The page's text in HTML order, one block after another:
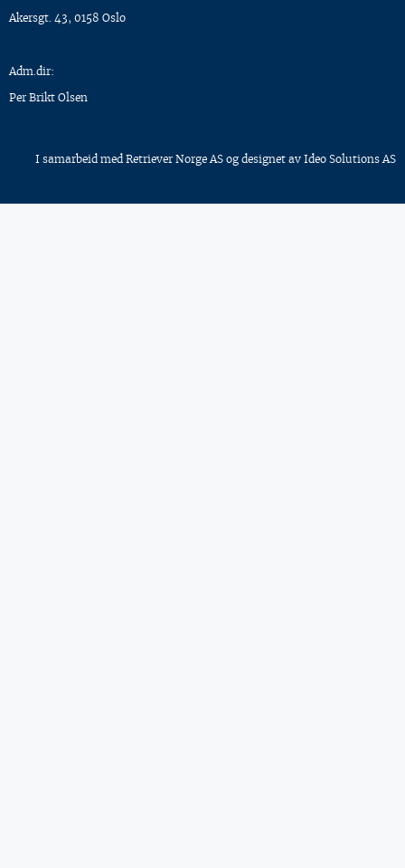
Akersgt. 43, 0158 Oslo
Adm.dir:
Per Brikt Olsen
I samarbeid med Retriever Norge AS og designet av Ideo Solutions AS